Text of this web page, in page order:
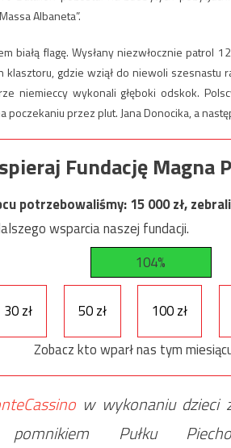
Albaneta”.
białą flagę. Wysłany niezwłocznie patrol
klasztoru, gdzie wziął do niewoli szesnastu
niemieccy wykonali głęboki odskok.
poczekaniu przez plut. Jana Donocika, a
Fundację Magna
potrzebowaliśmy:15 000zł,
wsparcia naszej fundacji.
104%
30 zł 50 zł 100 zł
Zobacz kto wparł nas tym
w wykonaniu dzieci
pomnikiem Pułku